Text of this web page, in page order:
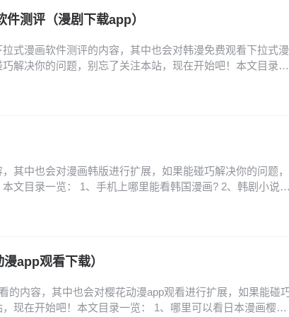
测评（漫剧下载app）
式漫画软件测评的内容，其中也会对韩漫免费观看下拉式漫
解决你的问题，别忘了关注本站，现在开始吧！本文目录一
免费漫画在线观看APP前十名推荐 5、免费看韩漫的漫画软件
其中也会对漫画韩版进行扩展，如果能碰巧解决你的问题，
文目录一览： 1、手机上哪里能看韩国漫画? 2、韩剧小说漫
费的韩国漫画网站求一个免费看韩漫的网页 手机上哪里能看
app观看下载）
的内容，其中也会对樱花动漫app观看进行扩展，如果能碰
现在开始吧！本文目录一览： 1、哪里可以看日本漫画樱花